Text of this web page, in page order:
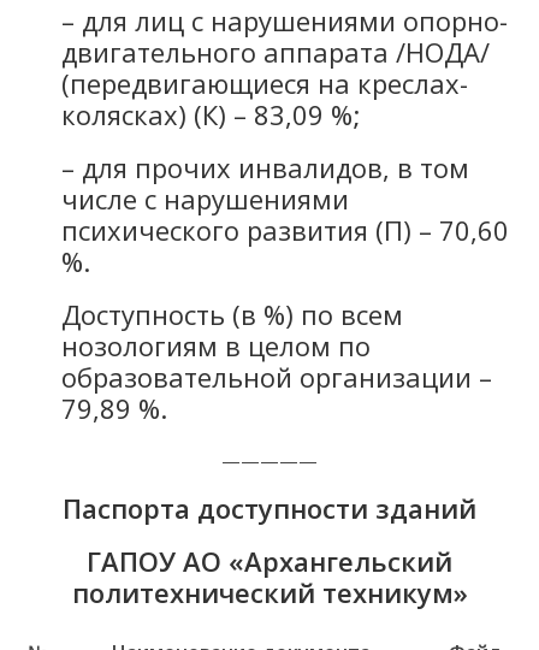
– для лиц с нарушениями опорно-
двигательного аппарата /НОДА/
(передвигающиеся на креслах-
колясках) (К) – 83,09 %;
– для прочих инвалидов, в том
числе с нарушениями
психического развития (П) – 70,60
%.
Доступность (в %) по всем
нозологиям в целом по
образовательной организации –
79,89 %.
—————
Паспорта доступности зданий
ГАПОУ АО «Архангельский
политехнический техникум»